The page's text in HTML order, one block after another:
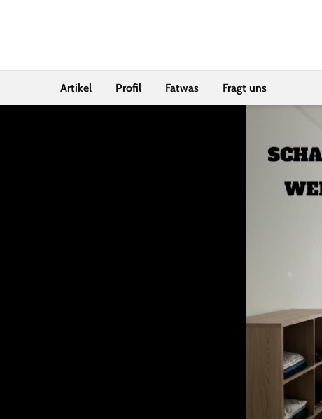
Artikel Profil Fatwas Fragt uns